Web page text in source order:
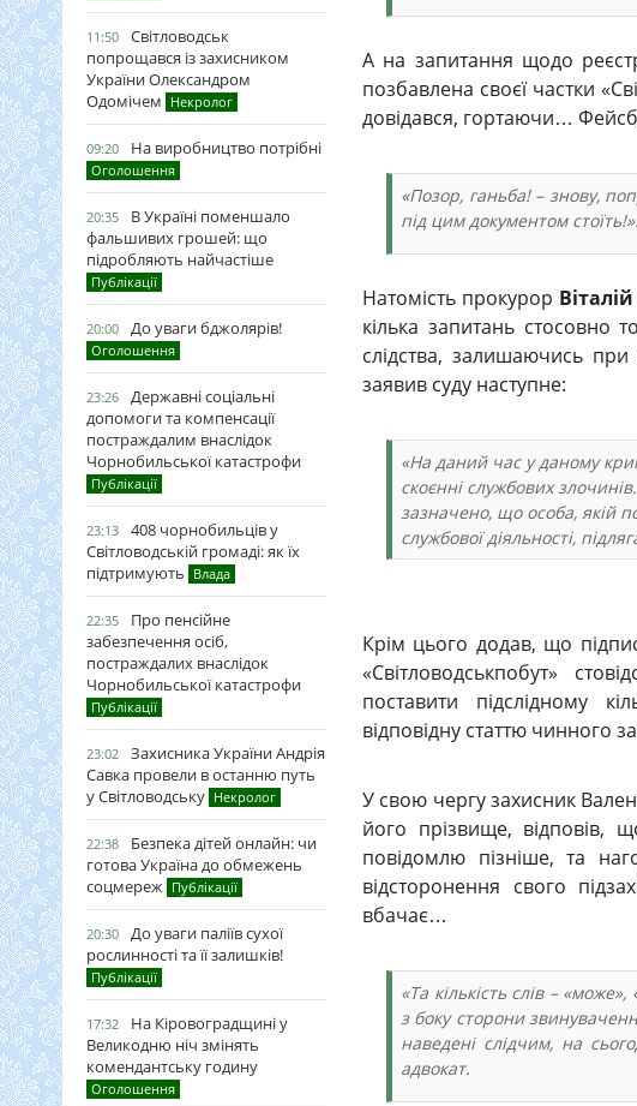
11:50
Світловодськ
попрощався із захисником
України Олександром
Одомічем Некролог
09:20 На виробництво потрібні
Оголошення
20:35
В Україні поменшало
фальшивих грошей: що
підробляють найчастіше
Публікації
20:00 До уваги бджолярів!
Оголошення
23:26
Державні соціальні
допомоги та компенсації
постраждалим внаслідок
Чорнобильської катастрофи
Публікації
23:13
408 чорнобильців у
Світловодській громаді: як їх
підтримують Влада
22:35
Про пенсійне
забезпечення осіб,
постраждалих внаслідок
Чорнобильської катастрофи
Публікації
23:02
Захисника України Андрія
Савка провели в останню путь
у Світловодську Некролог
22:38
Безпека дітей онлайн: чи
готова Україна до обмежень
соцмереж Публікації
20:30
До уваги паліїв сухої
рослинності та її залишків!
Публікації
17:32
На Кіровоградщині у
Великодню ніч змінять
комендантську годину
Оголошення
А на запитання щодо
позбавлена своєї частки
довідався, гортаючи…
«Позор, ганьба! – знову,
під цим документом стоїть!».
Натомість прокурор
кілька запитань
слідства, залишаючись
заявив суду наступне:
«На даний час у даному
скоєнні службових
зазначено, що особа, якій
службової діяльності,
Крім цього додав, що
«Світловодськпобут»
поставити підслідному
відповідну статтю чинного
У свою чергу захисник
його прізвище,
повідомлю пізніше, та
відсторонення свого
вбачає…
«Та кількість слів –
з боку сторони
наведені слідчим, на
адвокат.